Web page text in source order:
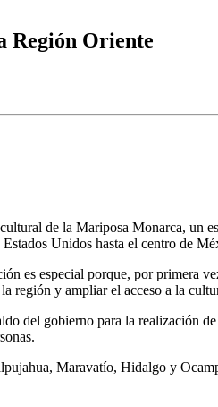
Región Oriente
de la Mariposa Monarca, un
Unidos hasta el centro de
es especial porque, por primera
y ampliar el acceso a la
del gobierno para la realización
Maravatío, Hidalgo y